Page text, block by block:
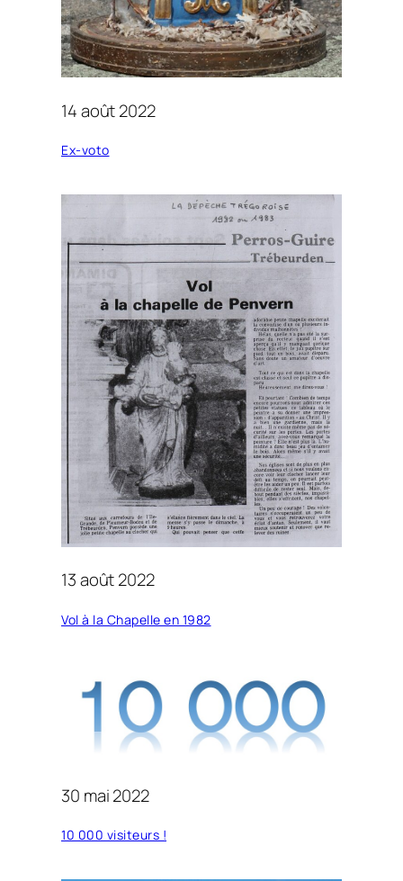
14 août 2022
Ex-voto
13 août 2022
Vol à la Chapelle en 1982
30 mai 2022
10 000 visiteurs !